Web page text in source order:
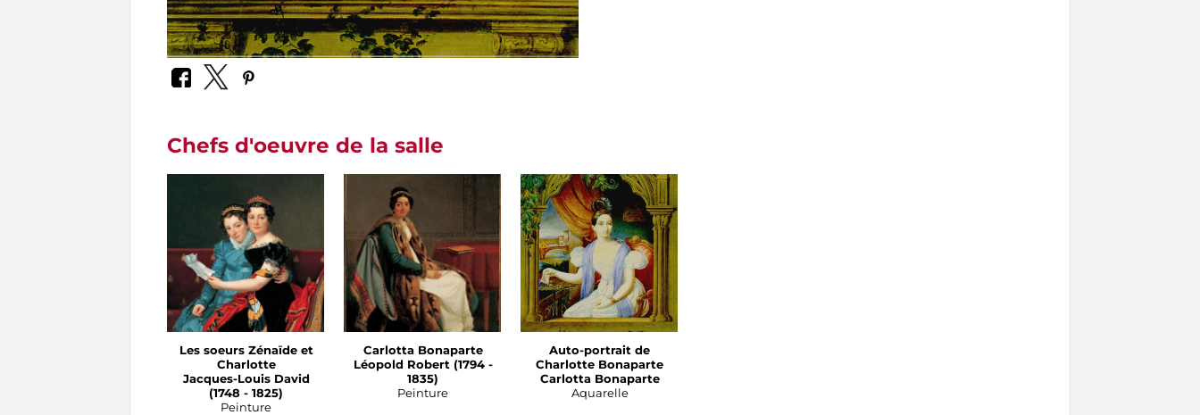
Chefs d'oeuvre de la salle
Les soeurs Zénaïde et
Charlotte
Jacques-Louis David
(1748 - 1825)
Peinture
Carlotta Bonaparte
Léopold Robert (1794 -
1835)
Peinture
Auto-portrait de
Charlotte Bonaparte
Carlotta Bonaparte
Aquarelle